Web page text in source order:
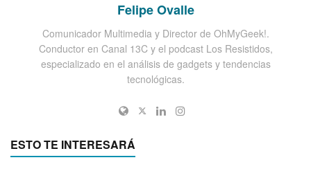
Felipe Ovalle
Comunicador Multimedia y Director de OhMyGeek!.
Conductor en Canal 13C y el podcast Los Resistidos,
especializado en el análisis de gadgets y tendencias
tecnológicas.
ESTO TE INTERESARÁ